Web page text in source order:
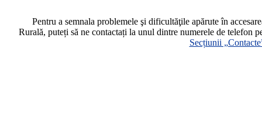
Pentru a semnala problemele şi dificultăţile apărute în
Rurală, puteți să ne contactați la unul dintre numerele de telefon
Secțiunii